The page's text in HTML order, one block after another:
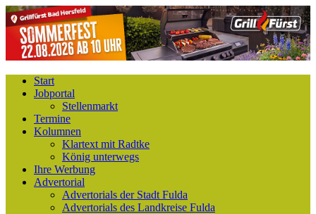
Start
Jobportal
Stellenmarkt
Termine
Kolumnen
Klartext mit Radtke
König unterwegs
Ihre Werbung
Advertorial
Advertorials der Stadt Fulda
Advertorials des Landkreise Fulda